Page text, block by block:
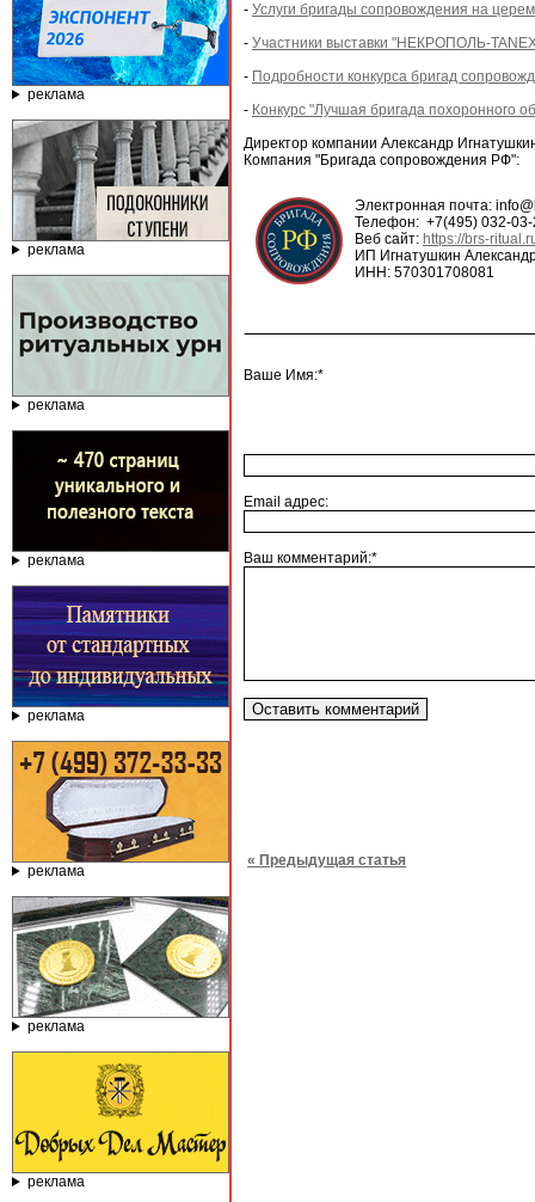
реклама
реклама
реклама
реклама
реклама
реклама
реклама
реклама
- Услуги бригады сопровождения на
- Участники выставки "НЕКРОПОЛЬ-
- Подробности конкурса бригад
- Конкурс "Лучшая бригада похоронного
Директор компании Александр
Компания "Бригада сопровождения РФ":
Электронная почта:
Телефон: +7(495) 032-03-
Веб сайт: https://brs-
ИП Игнатушкин
ИНН: 570301708081
Ваше Имя:*
Email адрес:
Ваш комментарий:*
« Предыдущая статья